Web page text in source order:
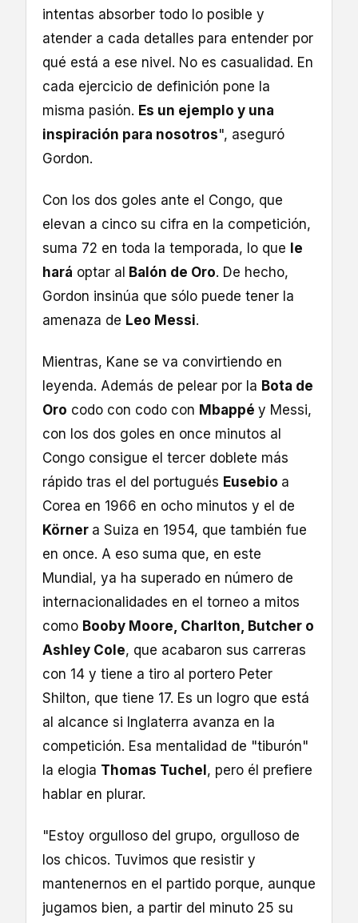
intentas absorber todo lo posible y
atender a cada detalles para entender por
qué está a ese nivel. No es casualidad. En
cada ejercicio de definición pone la
misma pasión. Es un ejemplo y una
inspiración para nosotros", aseguró
Gordon.
Con los dos goles ante el Congo, que
elevan a cinco su cifra en la competición,
suma 72 en toda la temporada, lo que le
hará optar al Balón de Oro. De hecho,
Gordon insinúa que sólo puede tener la
amenaza de Leo Messi.
Mientras, Kane se va convirtiendo en
leyenda. Además de pelear por la Bota de
Oro codo con codo con Mbappé y Messi,
con los dos goles en once minutos al
Congo consigue el tercer doblete más
rápido tras el del portugués Eusebio a
Corea en 1966 en ocho minutos y el de
Körner a Suiza en 1954, que también fue
en once. A eso suma que, en este
Mundial, ya ha superado en número de
internacionalidades en el torneo a mitos
como Booby Moore, Charlton, Butcher o
Ashley Cole, que acabaron sus carreras
con 14 y tiene a tiro al portero Peter
Shilton, que tiene 17. Es un logro que está
al alcance si Inglaterra avanza en la
competición. Esa mentalidad de "tiburón"
la elogia Thomas Tuchel , pero él prefiere
hablar en plurar.
"Estoy orgulloso del grupo, orgulloso de
los chicos. Tuvimos que resistir y
mantenernos en el partido porque, aunque
jugamos bien, a partir del minuto 25 su